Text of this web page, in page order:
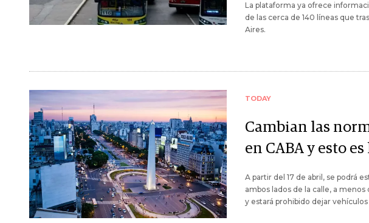
La plataforma ya ofrece
de las cerca de 140 líneas que
Aires.
TODAY
Cambian las
en CABA y esto
A partir del 17 de abril, se podrá
ambos lados de la calle, a
y estará prohibido dejar vehículos